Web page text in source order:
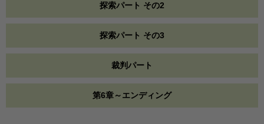
探索パート その2
探索パート その3
裁判パート
第6章～エンディング